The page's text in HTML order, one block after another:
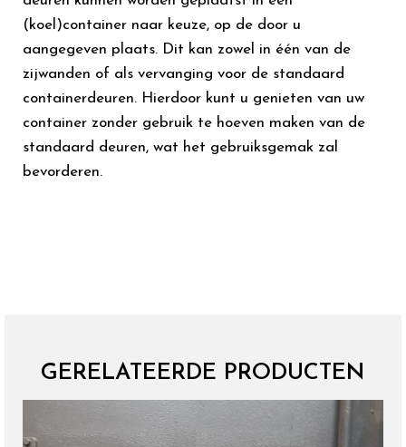
(koel)container naar keuze, op de door u
aangegeven plaats. Dit kan zowel in één van de
zijwanden of als vervanging voor de standaard
containerdeuren. Hierdoor kunt u genieten van uw
container zonder gebruik te hoeven maken van de
standaard deuren, wat het gebruiksgemak zal
bevorderen.
GERELATEERDE PRODUCTEN